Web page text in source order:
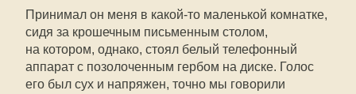
Принимал он меня в какой-то маленькой комнатке,
сидя за крошечным письменным столом,
на котором, однако, стоял белый телефонный
аппарат с позолоченным гербом на диске. Голос
его был сух и напряжен, точно мы говорили